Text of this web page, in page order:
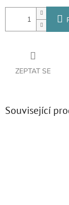
ZEPTAT SE
Související